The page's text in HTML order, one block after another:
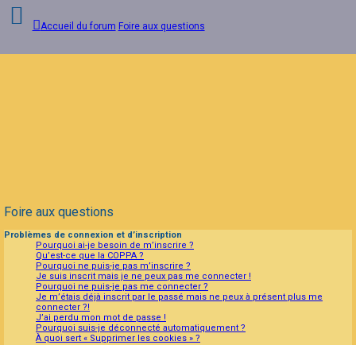
Accueil du forum Foire aux questions
Foire aux questions
Problèmes de connexion et d’inscription
Pourquoi ai-je besoin de m’inscrire ?
Qu’est-ce que la COPPA ?
Pourquoi ne puis-je pas m’inscrire ?
Je suis inscrit mais je ne peux pas me connecter !
Pourquoi ne puis-je pas me connecter ?
Je m’étais déjà inscrit par le passé mais ne peux à présent plus me
connecter ?!
J’ai perdu mon mot de passe !
Pourquoi suis-je déconnecté automatiquement ?
À quoi sert « Supprimer les cookies » ?